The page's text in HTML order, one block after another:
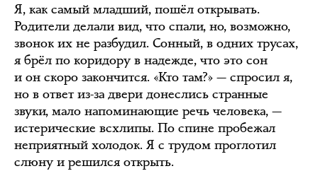
Я, как самый младший, пошёл открывать.
Родители делали вид, что спали, но, возможно,
звонок их не разбудил. Сонный, в одних трусах,
я брёл по коридору в надежде, что это сон
и он скоро закончится. «Кто там?» — спросил я,
но в ответ из-за двери донеслись странные
звуки, мало напоминающие речь человека, —
истерические всхлипы. По спине пробежал
неприятный холодок. Я с трудом проглотил
слюну и решился открыть.